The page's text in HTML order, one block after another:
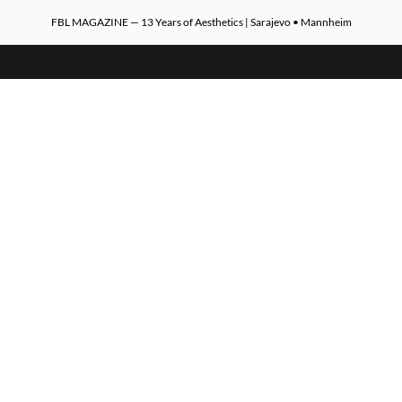
FBL MAGAZINE — 13 Years of Aesthetics | Sarajevo • Mannheim